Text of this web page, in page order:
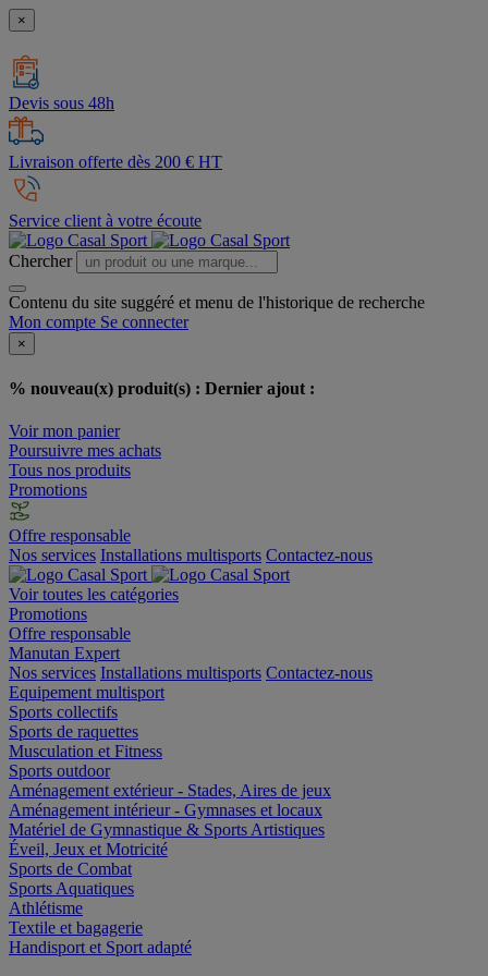
×
Devis sous 48h
Livraison offerte dès 200 € HT
Service client à votre écoute
Chercher
Contenu du site suggéré et menu de l'historique de recherche
Mon compte Se connecter
×
% nouveau(x) produit(s) : Dernier ajout :
Voir mon panier
Poursuivre mes achats
Tous nos produits
Promotions
Offre responsable
Nos services Installations multisports Contactez-nous
Voir toutes les catégories
Promotions
Offre responsable
Manutan Expert
Nos services Installations multisports Contactez-nous
Equipement multisport
Sports collectifs
Sports de raquettes
Musculation et Fitness
Sports outdoor
Aménagement extérieur - Stades, Aires de jeux
Aménagement intérieur - Gymnases et locaux
Matériel de Gymnastique & Sports Artistiques
Éveil, Jeux et Motricité
Sports de Combat
Sports Aquatiques
Athlétisme
Textile et bagagerie
Handisport et Sport adapté